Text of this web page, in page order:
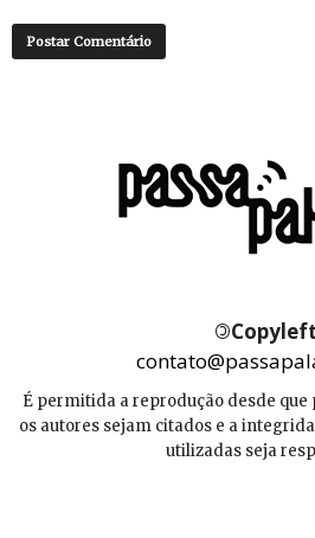
©Copyleft
É permitida a reprodução desde
os autores sejam citados e a
utilizadas seja